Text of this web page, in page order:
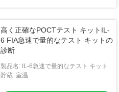
高く正確なPOCTテスト キットIL-
6 FIA急速で量的なテスト キットの
診断
製品名: IL-6急速で量的なテスト キット
貯蔵: 室温